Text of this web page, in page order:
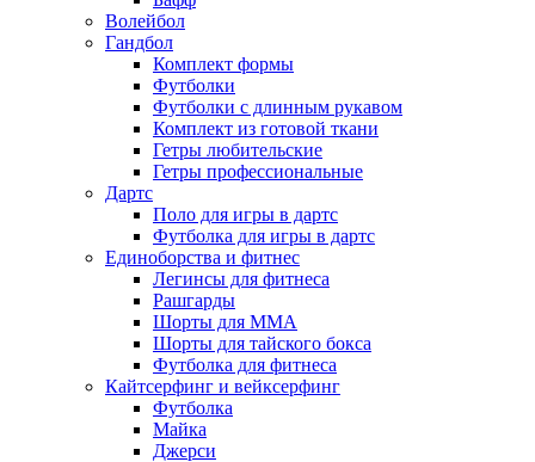
Волейбол
Гандбол
Комплект формы
Футболки
Футболки с длинным рукавом
Комплект из готовой ткани
Гетры любительские
Гетры профессиональные
Дартс
Поло для игры в дартс
Футболка для игры в дартс
Единоборства и фитнес
Легинсы для фитнеса
Рашгарды
Шорты для MMA
Шорты для тайского бокса
Футболка для фитнеса
Кайтсерфинг и вейксерфинг
Футболка
Майка
Джерси